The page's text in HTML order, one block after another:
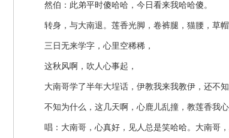
然伯：此弟平时傻哈哈，今日看来我哈哈傻。
转身，与大南退。莲香光脚，卷裤腿，猫腰，草帽
三日无来学字，心里空稀稀，
这秋风啊，吹人心事起，
大南哥学了半年大埕话，伊教我来我教伊，还不知
不知为什么，这几天啊，心鹿儿乱撞，教莲香我心
唱：大南哥，心真好，见人总是笑哈哈。大南哥，